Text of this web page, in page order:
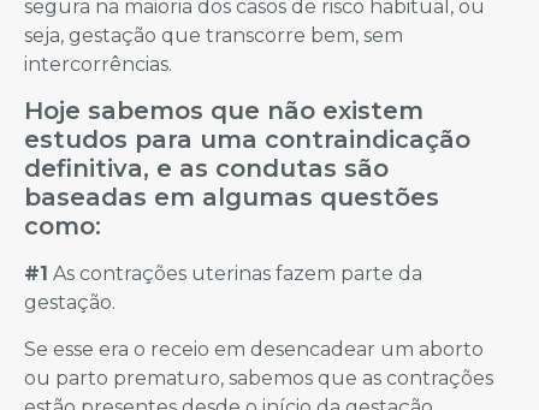
segura na maioria dos casos de risco habitual, ou
seja, gestação que transcorre bem, sem
intercorrências.
Hoje sabemos que não existem
estudos para uma contraindicação
definitiva, e as condutas são
baseadas em algumas questões
como:
#1 As contrações uterinas fazem parte da
gestação.
Se esse era o receio em desencadear um aborto
ou parto prematuro, sabemos que as contrações